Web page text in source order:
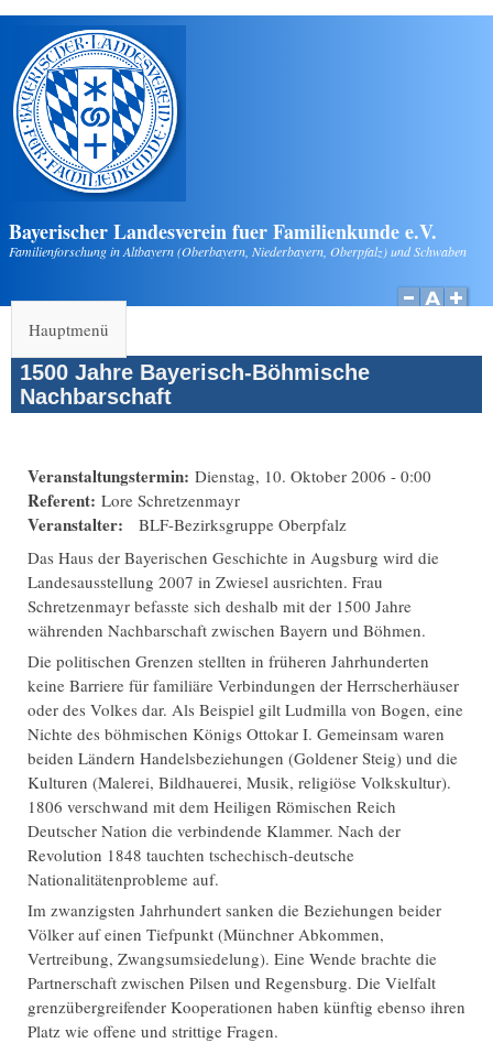
Direkt zum Inhalt
Bayerischer Landesverein fuer Familienkunde e.V.
Familienforschung in Altbayern (Oberbayern, Niederbayern, Oberpfalz) und Schwaben
Hauptmenü
1500 Jahre Bayerisch-Böhmische
Nachbarschaft
Veranstaltungstermin: Dienstag, 10. Oktober 2006 - 0:00
Referent: Lore Schretzenmayr
Veranstalter:
BLF-Bezirksgruppe Oberpfalz
Das Haus der Bayerischen Geschichte in Augsburg wird die
Landesausstellung 2007 in Zwiesel ausrichten. Frau
Schretzenmayr befasste sich deshalb mit der 1500 Jahre
währenden Nachbarschaft zwischen Bayern und Böhmen.
Die politischen Grenzen stellten in früheren Jahrhunderten
keine Barriere für familiäre Verbindungen der Herrscherhäuser
oder des Volkes dar. Als Beispiel gilt Ludmilla von Bogen, eine
Nichte des böhmischen Königs Ottokar I. Gemeinsam waren
beiden Ländern Handelsbeziehungen (Goldener Steig) und die
Kulturen (Malerei, Bildhauerei, Musik, religiöse Volkskultur).
1806 verschwand mit dem Heiligen Römischen Reich
Deutscher Nation die verbindende Klammer. Nach der
Revolution 1848 tauchten tschechisch-deutsche
Nationalitätenprobleme auf.
Im zwanzigsten Jahrhundert sanken die Beziehungen beider
Völker auf einen Tiefpunkt (Münchner Abkommen,
Vertreibung, Zwangsumsiedelung). Eine Wende brachte die
Partnerschaft zwischen Pilsen und Regensburg. Die Vielfalt
grenzübergreifender Kooperationen haben künftig ebenso ihren
Platz wie offene und strittige Fragen.